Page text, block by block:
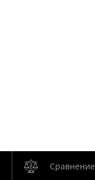
Сравнение